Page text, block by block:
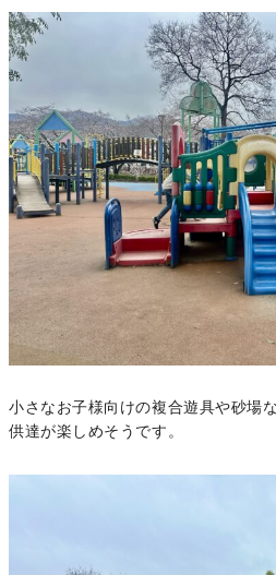
小さなお子様向けの複合遊具や砂場
供達が楽しめそうです。